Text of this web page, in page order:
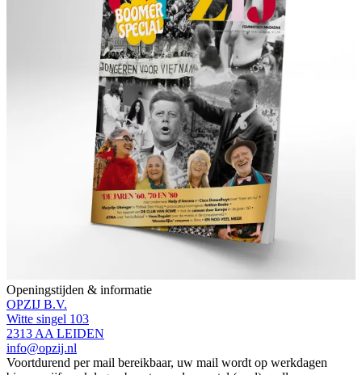
Openingstijden & informatie
OPZIJ B.V.
Witte singel 103
2313 AA LEIDEN
info@opzij.nl
Voortdurend per mail bereikbaar, uw mail wordt op werkdagen